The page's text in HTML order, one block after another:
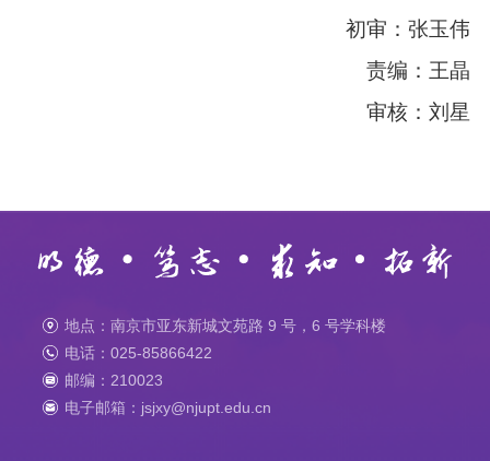
初审：张玉伟
责编：王晶
审核：刘星
地点：南京市亚东新城文苑路 9 号，6 号学科楼
电话：025-85866422
邮编：210023
电子邮箱：jsjxy@njupt.edu.cn